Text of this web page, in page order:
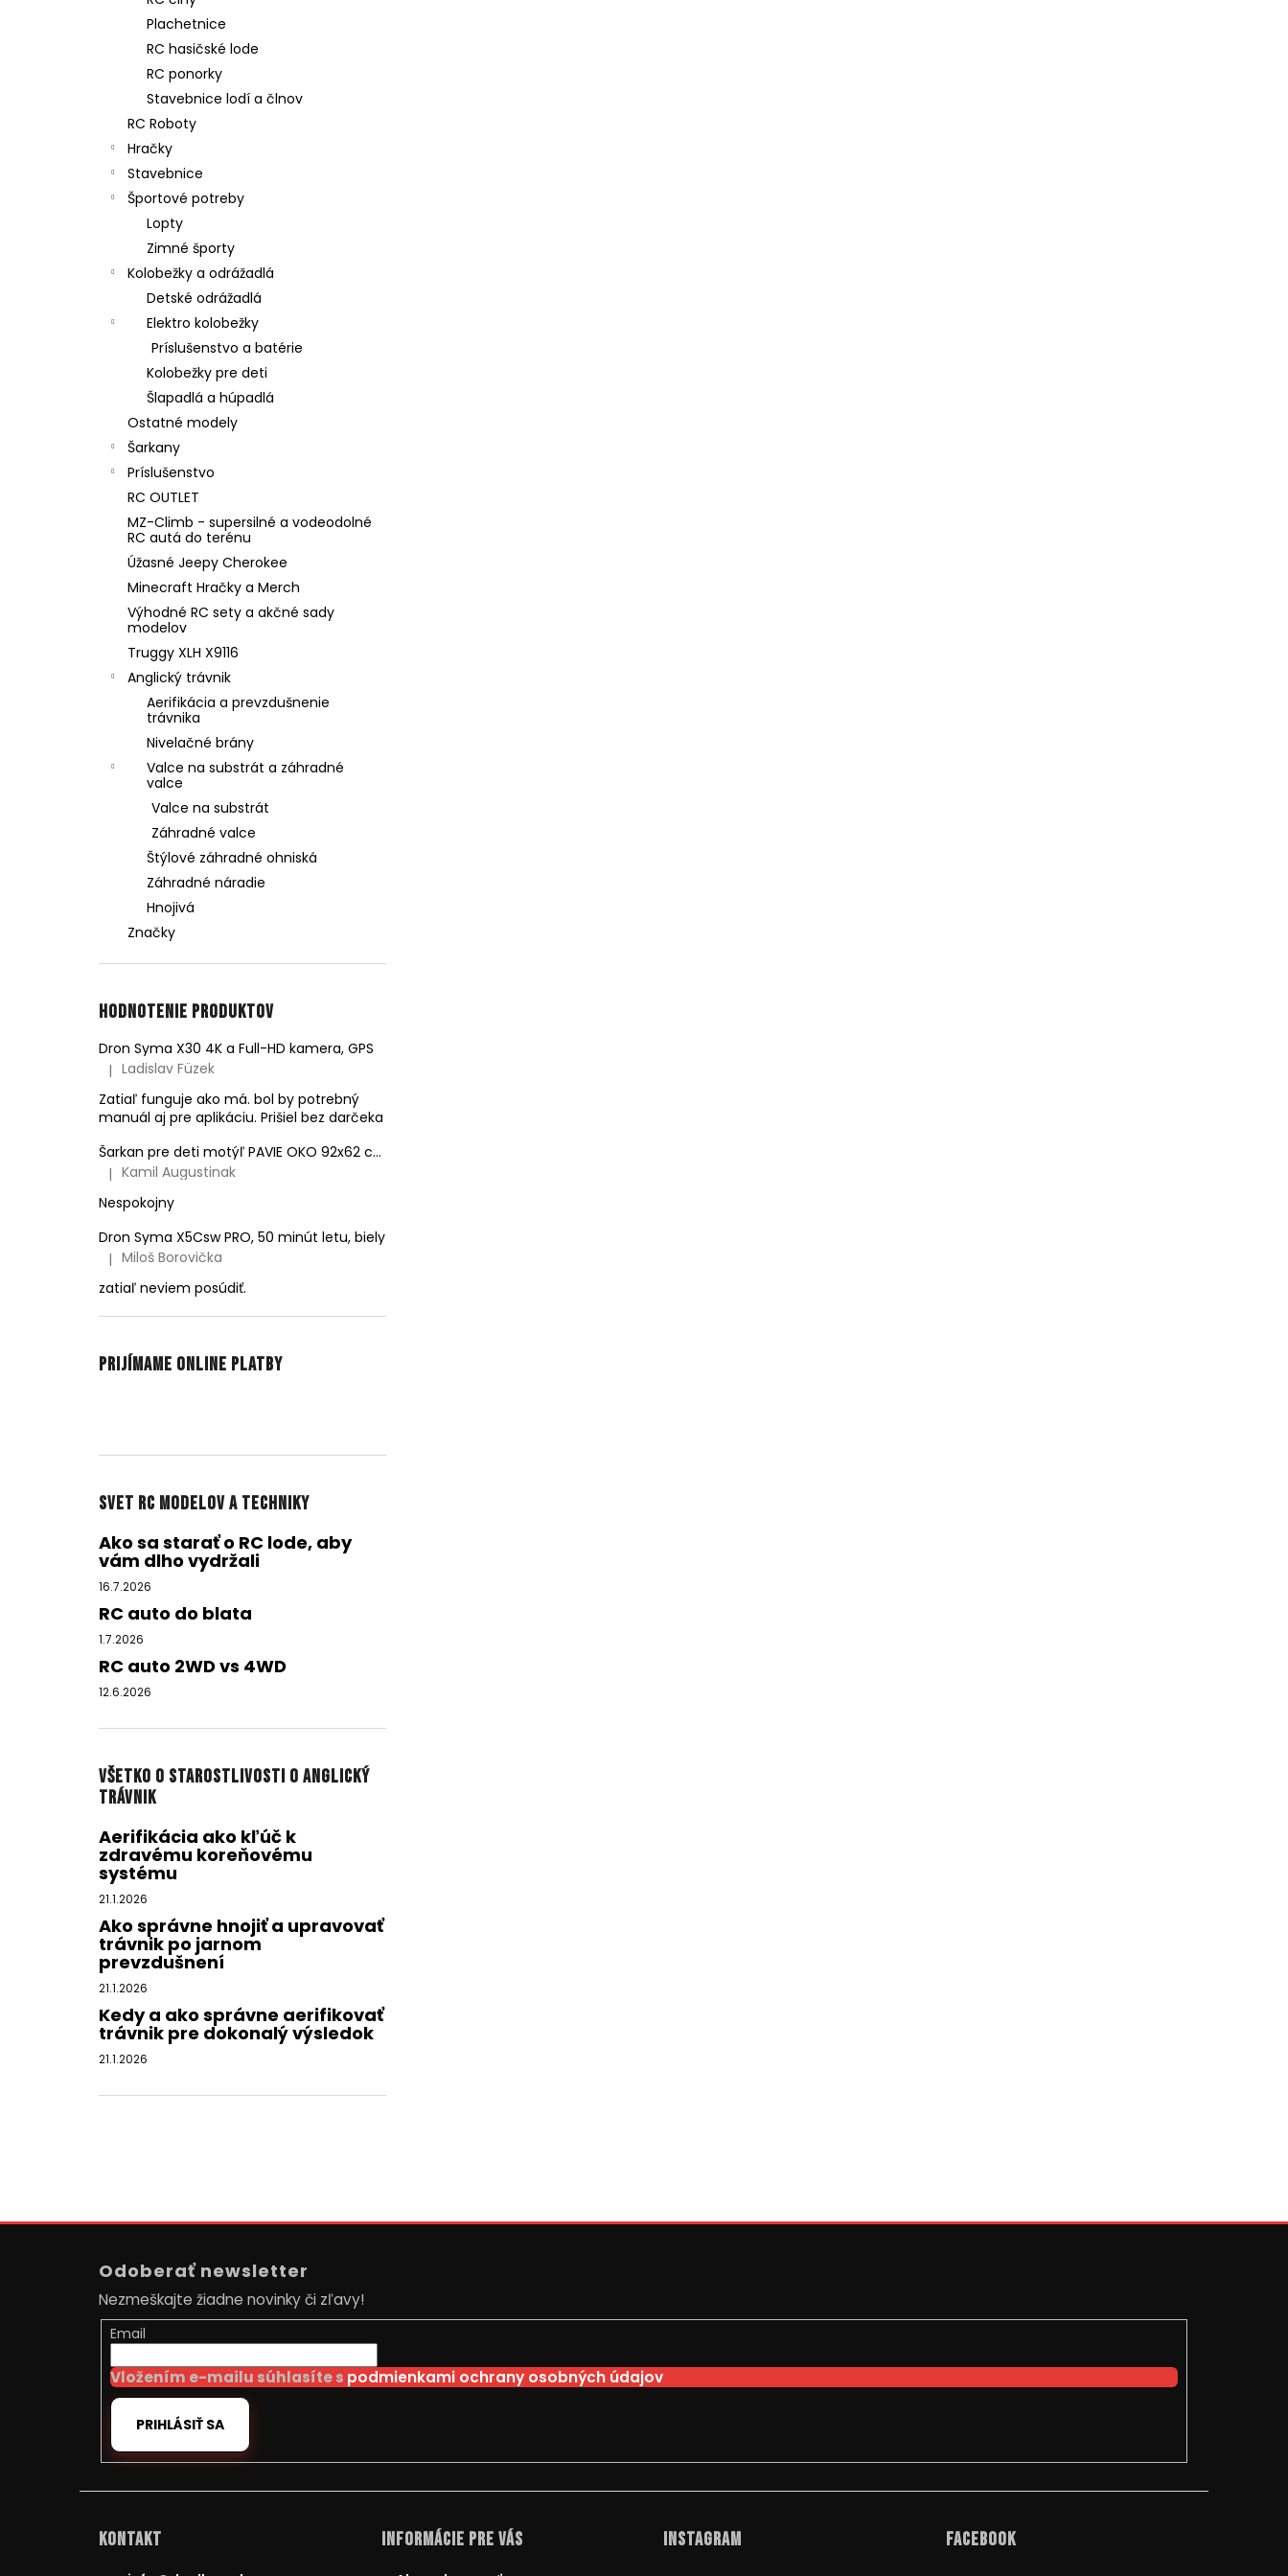
Plachetnice
RC hasičské lode
RC ponorky
Stavebnice lodí a člnov
RC Roboty
Hračky
Stavebnice
Športové potreby
Lopty
Zimné športy
Kolobežky a odrážadlá
Detské odrážadlá
Elektro kolobežky
Príslušenstvo a batérie
Kolobežky pre deti
Šlapadlá a húpadlá
Ostatné modely
Šarkany
Príslušenstvo
RC OUTLET
MZ-Climb - supersilné a vodeodolné
RC autá do terénu
Úžasné Jeepy Cherokee
Minecraft Hračky a Merch
Výhodné RC sety a akčné sady
modelov
Truggy XLH X9116
Anglický trávnik
Aerifikácia a prevzdušnenie
trávnika
Nivelačné brány
Valce na substrát a záhradné
valce
Valce na substrát
Záhradné valce
Štýlové záhradné ohniská
Záhradné náradie
Hnojivá
Značky
Hodnotenie produktov
Dron Syma X30 4K a Full-HD kamera, GPS
Hodnotenie produktu je 4 z 5 hviezdičiek.
| Ladislav Füzek
Zatiaľ funguje ako má. bol by potrebný
manuál aj pre aplikáciu. Prišiel bez darčeka
Šarkan pre deti motýľ PAVIE OKO 92x62 cm
Hodnotenie produktu je 5 z 5 hviezdičiek.
| Kamil Augustinak
Nespokojny
Dron Syma X5Csw PRO, 50 minút letu, biely
Hodnotenie produktu je 5 z 5 hviezdičiek.
| Miloš Borovička
zatiaľ neviem posúdiť.
Prijímame online platby
Svet RC modelov a techniky
Ako sa starať o RC lode, aby
vám dlho vydržali
16.7.2026
RC auto do blata
1.7.2026
RC auto 2WD vs 4WD
12.6.2026
Všetko o starostlivosti o anglický
trávnik
Aerifikácia ako kľúč k
zdravému koreňovému
systému
21.1.2026
Ako správne hnojiť a upravovať
trávnik po jarnom
prevzdušnení
21.1.2026
Kedy a ako správne aerifikovať
trávnik pre dokonalý výsledok
21.1.2026
RC DRIFTOVACIE AUTO HB-DRIFT CAR
€30
Odoberať newsletter
Nezmeškajte žiadne novinky či zľavy!
Email
Vložením e-mailu súhlasíte s podmienkami ochrany osobných údajov
PRIHLÁSIŤ SA
Kontakt Informácie pre Vás Instagram Facebook